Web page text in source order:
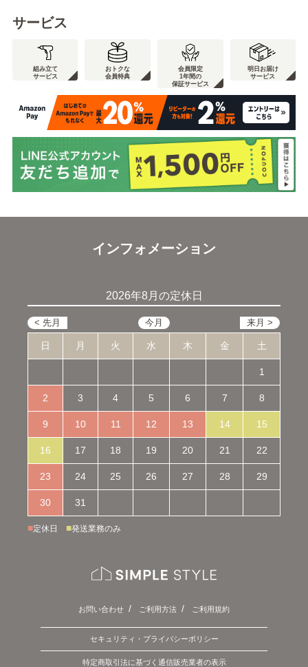
サービス
組み立て
サービス
おトクな
会員特典
会員限定
1年間の
保証サービス
明日お届け
サービス
インフォメーション
2026年8月の定休日
日 月 火 水 木 金 土
1
2 3 4 5 6 7 8
9 10 11 12 13 14 15
16 17 18 19 20 21 22
23 24 25 26 27 28 29
30 31
■定休日 ■発送業務のみ
お問い合わせ ご利用方法 ご利用規約
セキュリティ・プライバシーポリシー
特定商取引法に基づく通信販売業者の表示